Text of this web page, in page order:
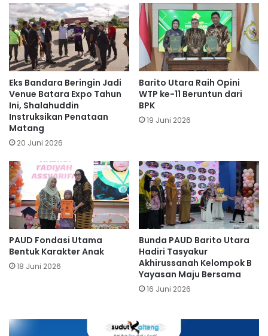
Eks Bandara Beringin Jadi
Venue Batara Expo Tahun
Ini, Shalahuddin
Instruksikan Penataan
Matang
20 Juni 2026
Barito Utara Raih Opini
WTP ke-11 Beruntun dari
BPK
19 Juni 2026
PAUD Fondasi Utama
Bentuk Karakter Anak
18 Juni 2026
Bunda PAUD Barito Utara
Hadiri Tasyakur
Akhirussanah Kelompok B
Yayasan Maju Bersama
16 Juni 2026